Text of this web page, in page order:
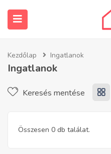
Kezdőlap Ingatlanok
Ingatlanok
Keresés mentése
Összesen 0 db találat.